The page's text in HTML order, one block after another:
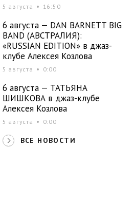
5 августа 16:50
6 августа — DAN BARNETT BIG
BAND (АВСТРАЛИЯ):
«RUSSIAN EDITION» в джаз-
клубе Алексея Козлова
5 августа 0:00
6 августа — ТАТЬЯНА
ШИШКОВА в джаз-клубе
Алексея Козлова
5 августа 0:00
ВСЕ НОВОСТИ